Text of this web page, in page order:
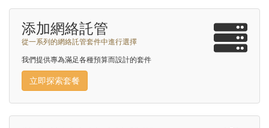
添加網絡託管
從一系列的網絡託管套件中進行選擇
我們提供專為滿足各種預算而設計的套件
立即探索套餐